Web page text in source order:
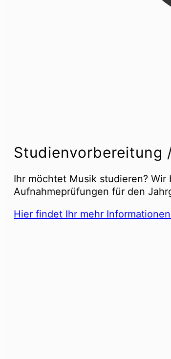
Studienvorbereitung
Ihr möchtet Musik studieren?
Aufnahmeprüfungen für den
Hier findet Ihr mehr